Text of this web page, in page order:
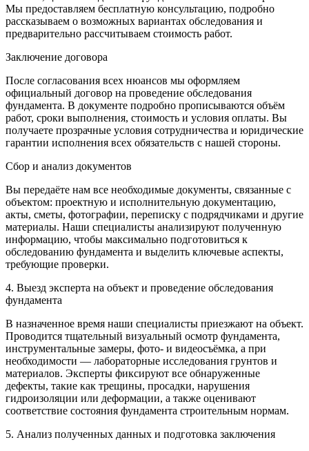
Мы предоставляем бесплатную консультацию, подробно
рассказываем о возможных вариантах обследования и
предварительно рассчитываем стоимость работ.
Заключение договора
После согласования всех нюансов мы оформляем
официальный договор на проведение обследования
фундамента. В документе подробно прописываются объём
работ, сроки выполнения, стоимость и условия оплаты. Вы
получаете прозрачные условия сотрудничества и юридические
гарантии исполнения всех обязательств с нашей стороны.
Сбор и анализ документов
Вы передаёте нам все необходимые документы, связанные с
объектом: проектную и исполнительную документацию,
акты, сметы, фотографии, переписку с подрядчиками и другие
материалы. Наши специалисты анализируют полученную
информацию, чтобы максимально подготовиться к
обследованию фундамента и выделить ключевые аспекты,
требующие проверки.
4. Выезд эксперта на объект и проведение обследования
фундамента
В назначенное время наши специалисты приезжают на объект.
Проводится тщательный визуальный осмотр фундамента,
инструментальные замеры, фото- и видеосъёмка, а при
необходимости — лабораторные исследования грунтов и
материалов. Эксперты фиксируют все обнаруженные
дефекты, такие как трещины, просадки, нарушения
гидроизоляции или деформации, а также оценивают
соответствие состояния фундамента строительным нормам.
5. Анализ полученных данных и подготовка заключения